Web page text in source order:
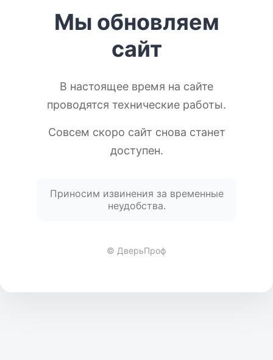
Мы обновляем
сайт
В настоящее время на сайте
проводятся технические работы.
Совсем скоро сайт снова станет
доступен.
Приносим извинения за временные
неудобства.
© ДверьПроф